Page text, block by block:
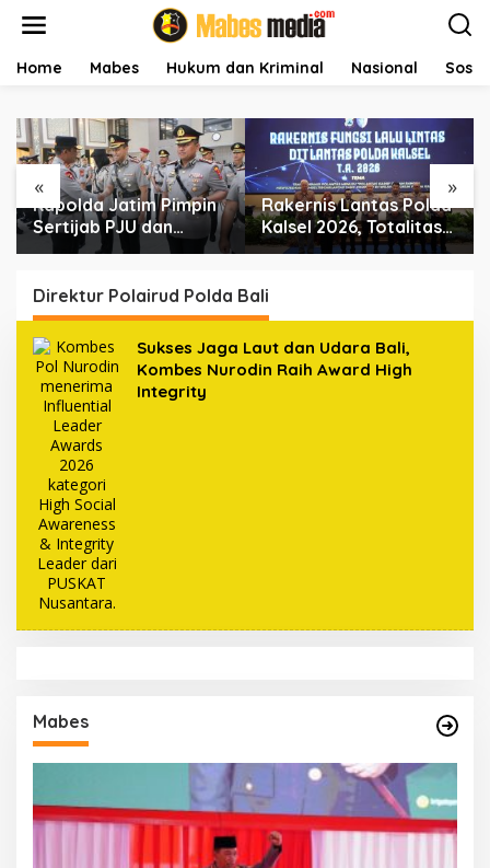
Home Mabes Hukum dan Kriminal Nasional
« »
Kapolda Jatim Pimpin
Sertijab PJU dan
Kapolres, Perkuat
Kepemimpinan dan
Pelayanan Presisi
Rakernis Lantas Polda
Kalsel 2026, Totalitas
Internalisasi Polantas
Direktur Polairud Polda Bali
Sukses Jaga Laut dan Udara Bali,
Kombes Nurodin Raih Award High
Integrity
Mabes